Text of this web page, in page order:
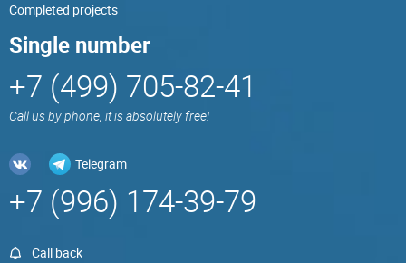
Completed projects
Single number
+7 (499) 705-82-41
Call us by phone, it is absolutely free!
Telegram
+7 (996) 174-39-79
Call back